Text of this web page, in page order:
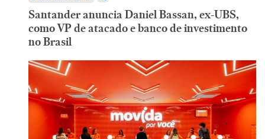
Santander anuncia Daniel Bassan, ex-UBS,
como VP de atacado e banco de investimento
no Brasil